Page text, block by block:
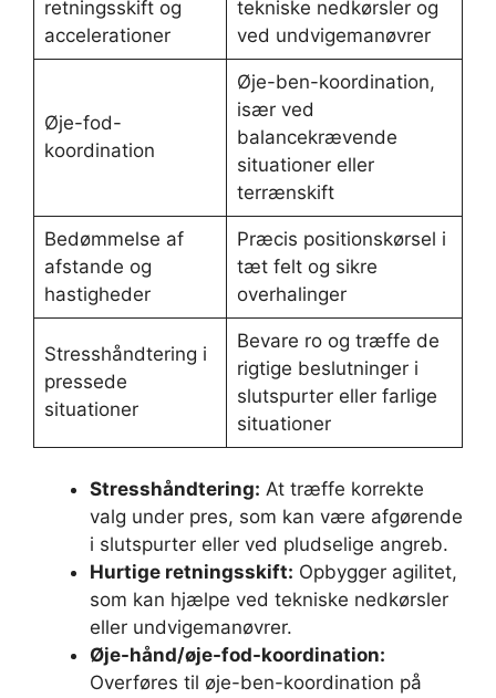
retningsskift og
accelerationer
tekniske nedkørsler og
ved undvigemanøvrer
Øje-fod-
koordination
Øje-ben-koordination,
især ved
balancekrævende
situationer eller
terrænskift
Bedømmelse af
afstande og
hastigheder
Præcis positionskørsel i
tæt felt og sikre
overhalinger
Stresshåndtering i
pressede
situationer
Bevare ro og træffe de
rigtige beslutninger i
slutspurter eller farlige
situationer
Stresshåndtering: At træffe korrekte
valg under pres, som kan være afgørende
i slutspurter eller ved pludselige angreb.
Hurtige retningsskift: Opbygger agilitet,
som kan hjælpe ved tekniske nedkørsler
eller undvigemanøvrer.
Øje-hånd/øje-fod-koordination:
Overføres til øje-ben-koordination på